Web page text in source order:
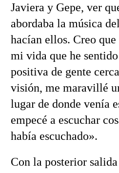
Javiera y Gepe, ver
abordaba la música
hacían ellos. Creo
mi vida que he
positiva de gente
visión, me maravillé
lugar de donde venía
empecé a escuchar
había escuchado».
Con la posterior salida